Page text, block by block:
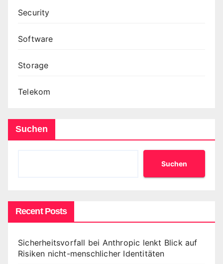
Security
Software
Storage
Telekom
Suchen
Suchen
Recent Posts
Sicherheitsvorfall bei Anthropic lenkt Blick auf
Risiken nicht-menschlicher Identitäten